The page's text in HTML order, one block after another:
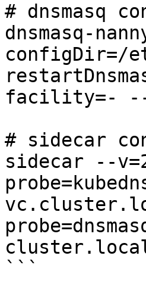
# dnsmasq
dnsmasq-
configDir=/
facility=- --
# sidecar
sidecar --
```